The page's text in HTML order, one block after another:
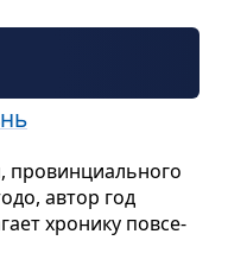
про­вин­ци­аль­ного
автор год
хро­нику повсе­